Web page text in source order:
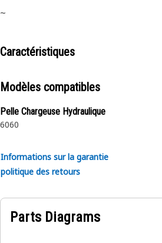
~
Caractéristiques
Modèles compatibles
Pelle Chargeuse Hydraulique
6060
Informations sur la garantie
politique des retours
Parts Diagrams